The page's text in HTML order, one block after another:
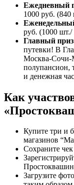
Ежедневный
1000 руб.
руб. (1000
Главный
путевки! В
Москва-Сочи-
полупансион,
и денежная
Как
Купите три и
магазинов
Сохраните
Загрузите